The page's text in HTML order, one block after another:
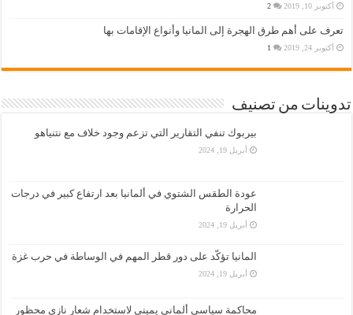
أكتوبر 10, 2019 2
تعرف على أهم طرق الهجرة إلى المانيا وأنواع الإقامات بها
أكتوبر 24, 2019 1
تدوينات من تصنيف
بيربوك تنفي التقارير التي تزعم وجود خلاف مع نتنياهو
أبريل 19, 2024
عودة الطقس الشتوي في ألمانيا بعد ارتفاع كبير في درجات
الحرارة
أبريل 19, 2024
المانيا تؤكّد على دور قطر المهم في الوساطة في حرب غزة
أبريل 19, 2024
محاكمة سياسي ألماني يميني لاستخدام شعار نازي محظور